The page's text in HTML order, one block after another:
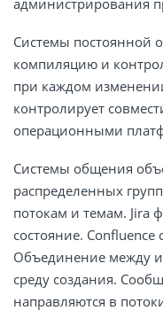
администрирования
Системы постоянной
компиляцию и
при каждом
контролирует
операционными
Системы общения
распределенных
потокам и темам. Jira
состояние.
Объединение между
среду создания.
направляются в